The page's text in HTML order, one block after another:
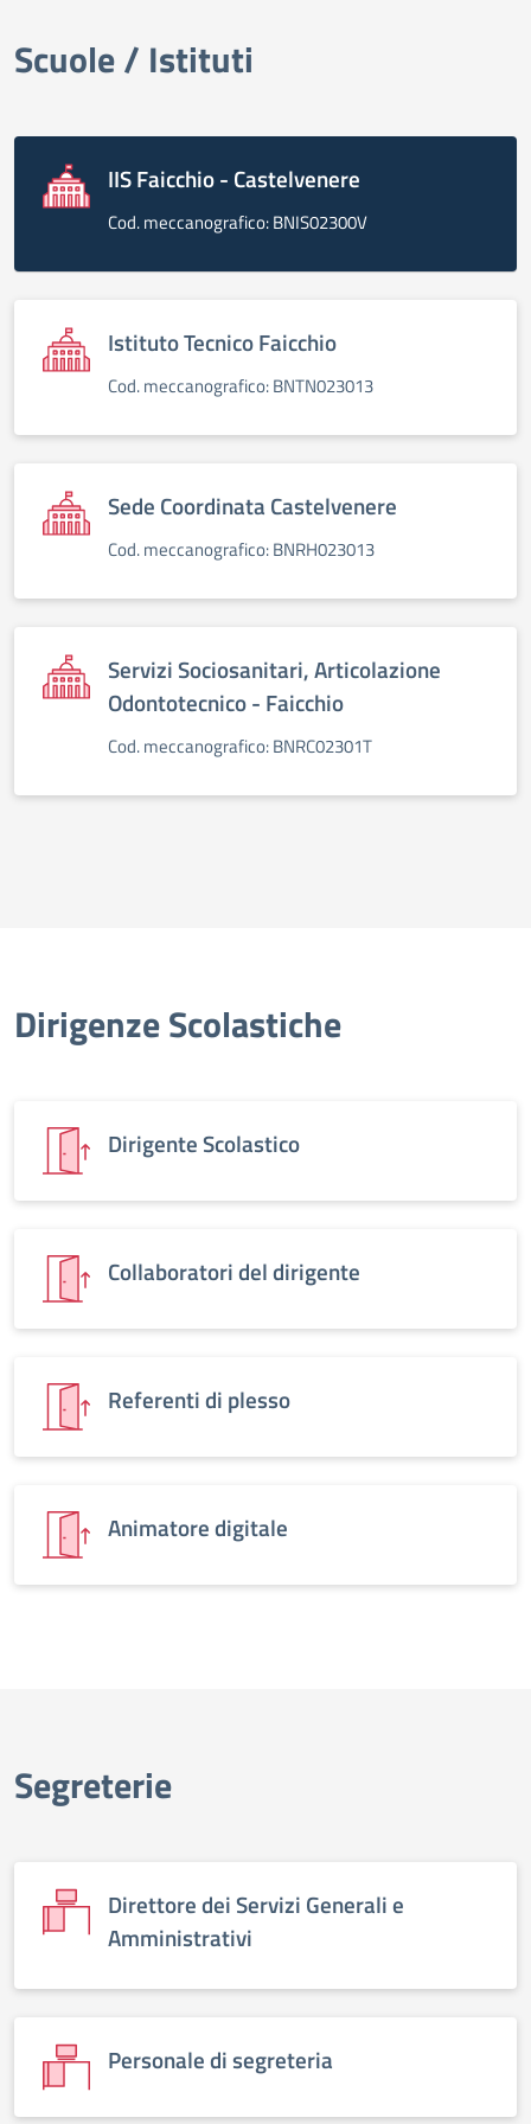
elenco degli organi
Scuole / Istituti
IIS Faicchio - Castelvenere
Cod. meccanografico: BNIS02300V
Istituto Tecnico Faicchio
Cod. meccanografico: BNTN023013
Sede Coordinata Castelvenere
Cod. meccanografico: BNRH023013
Servizi Sociosanitari, Articolazione
Odontotecnico - Faicchio
Cod. meccanografico: BNRC02301T
Dirigenze Scolastiche
Dirigente Scolastico
Collaboratori del dirigente
Referenti di plesso
Animatore digitale
Segreterie
Direttore dei Servizi Generali e
Amministrativi
Personale di segreteria